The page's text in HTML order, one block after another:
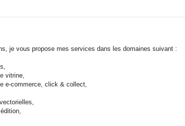
je vous propose mes services dans les domaines suivant :
vitrine,
e-commerce, click & collect,